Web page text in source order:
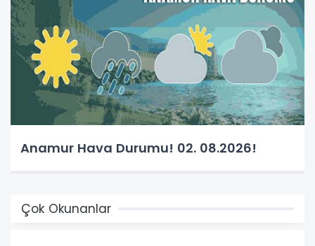
Anamur Hava Durumu! 02. 08.2026!
Çok Okunanlar